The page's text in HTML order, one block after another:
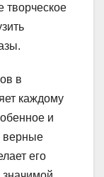
творческое
в
каждому
и
верные
его